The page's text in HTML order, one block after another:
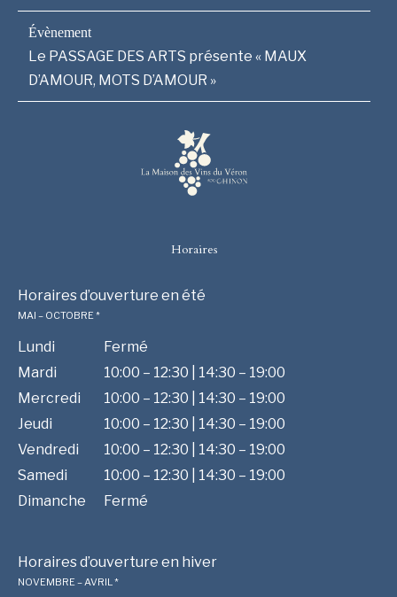
Le PASSAGE DES ARTS présente « MAUX
D’AMOUR, MOTS D’AMOUR »
Horaires
Horaires d’ouverture en été
MAI – OCTOBRE *
Lundi
Mardi
Mercredi
Jeudi
Vendredi
Samedi
Dimanche
Fermé
10:00 – 12:30 | 14:30 – 19:00
10:00 – 12:30 | 14:30 – 19:00
10:00 – 12:30 | 14:30 – 19:00
10:00 – 12:30 | 14:30 – 19:00
10:00 – 12:30 | 14:30 – 19:00
Fermé
Horaires d’ouverture en hiver
NOVEMBRE – AVRIL *